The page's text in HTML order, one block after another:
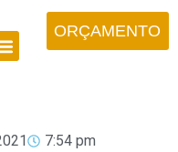
ORÇAMENTO
7:54 pm